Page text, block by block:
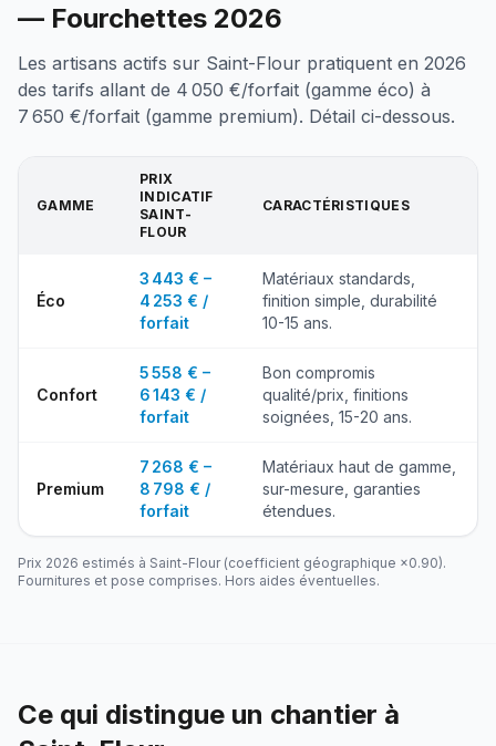
— Fourchettes 2026
Les artisans actifs sur Saint-Flour pratiquent en 2026
des tarifs allant de 4 050 €/forfait (gamme éco) à
7 650 €/forfait (gamme premium). Détail ci-dessous.
GAMME
PRIX
INDICATIF
SAINT-
FLOUR
CARACTÉRISTIQUES
Éco
3 443 € –
4 253 € /
forfait
Matériaux standards,
finition simple, durabilité
10-15 ans.
Confort
5 558 € –
6 143 € /
forfait
Bon compromis
qualité/prix, finitions
soignées, 15-20 ans.
Premium
7 268 € –
8 798 € /
forfait
Matériaux haut de gamme,
sur-mesure, garanties
étendues.
Prix 2026 estimés à Saint-Flour(coefficient géographique ×0.90).
Fournitures et pose comprises. Hors aides éventuelles.
Ce qui distingue un chantier à